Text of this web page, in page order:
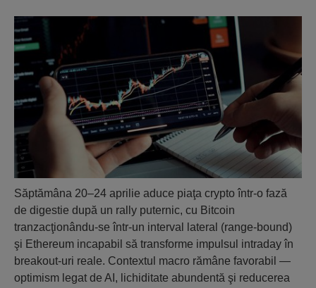
Săptămâna 20–24 aprilie aduce piaţa crypto într-o fază
de digestie după un rally puternic, cu Bitcoin
tranzacţionându-se într-un interval lateral (range-bound)
şi Ethereum incapabil să transforme impulsul intraday în
breakout-uri reale. Contextul macro rămâne favorabil —
optimism legat de AI, lichiditate abundentă şi reducerea